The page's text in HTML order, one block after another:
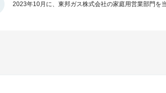
2023年10月に、東邦ガス株式会社の家庭用営業部門を